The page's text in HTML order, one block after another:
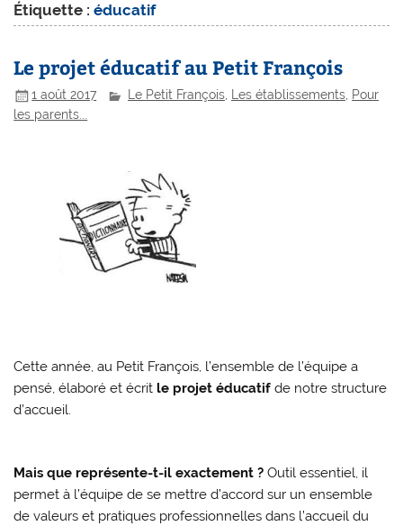
Étiquette :éducatif
Le projet éducatif au Petit François
1 août 2017 Le Petit François, Les établissements, Pour
les parents...
Cette année, au Petit François, l’ensemble de l’équipe a
pensé, élaboré et écrit le projet éducatif de notre structure
d’accueil.
Mais que représente-t-il exactement ? Outil essentiel, il
permet à l’équipe de se mettre d’accord sur un ensemble
de valeurs et pratiques professionnelles dans l’accueil du